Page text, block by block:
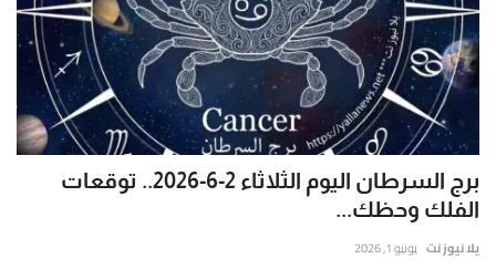
برج السرطان اليوم الثلاثاء 2-6-2026.. توقعات
الفلك وحظك...
يلا نيوز نت يونيو 1, 2026